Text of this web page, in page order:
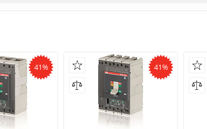
41% 41%